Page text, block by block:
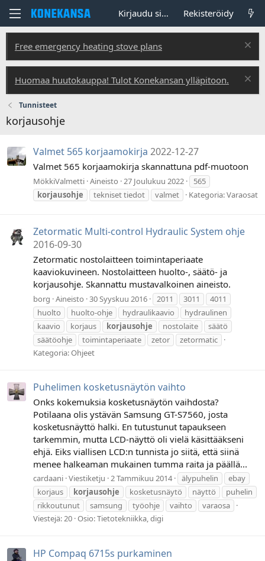
Kirjaudu sisään Rekisteröidy
Free emergency heating stove plans
Huomaa huutokauppa! Tulot Konekansan ylläpitoon.
Tunnisteet
korjausohje
Valmet 565 korjaamokirja 2022-12-27
Valmet 565 korjaamokirja skannattuna pdf-muotoon
MökkiValmetti Aineisto 27 Joulukuu 2022
565
korjausohje
tekniset tiedot valmet Kategoria:Varaosat
Zetormatic Multi-control Hydraulic System ohje
2016-09-30
Zetormatic nostolaitteen toimintaperiaate
kaaviokuvineen. Nostolaitteen huolto-, säätö- ja
korjausohje. Skannattu mustavalkoinen aineisto.
borg Aineisto 30 Syyskuu 2016 2011 3011
4011
huolto
huolto-ohje hydraulikaavio
hydraulinen
kaavio
korjaus korjausohje nostolaite
säätö
säätöohje
toimintaperiaate zetor
zetormatic
Kategoria:Ohjeet
Puhelimen kosketusnäytön vaihto
Onks kokemuksia kosketusnäytön vaihdosta?
Potilaana olis ystävän Samsung GT-S7560, josta
kosketusnäyttö halki. En tutustunut tapaukseen
tarkemmin, mutta LCD-näyttö oli vielä käsittääkseni
ehjä. Eiks viallisen LCD:n tunnista jo siitä, että siinä
menee halkeaman mukainen tumma raita ja päällä...
cardaani Viestiketju 2 Tammikuu 2014 älypuhelin
ebay
korjaus
korjausohje kosketusnäytö näyttö
puhelin
rikkoutunut
samsung työohje vaihto
varaosa
Viestejä: 20 Osio:Tietotekniikka, digi
HP Compaq 6715s purkaminen